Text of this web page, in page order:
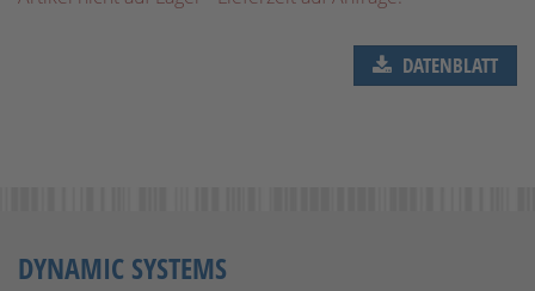
DATENBLATT
DYNAMIC SYSTEMS